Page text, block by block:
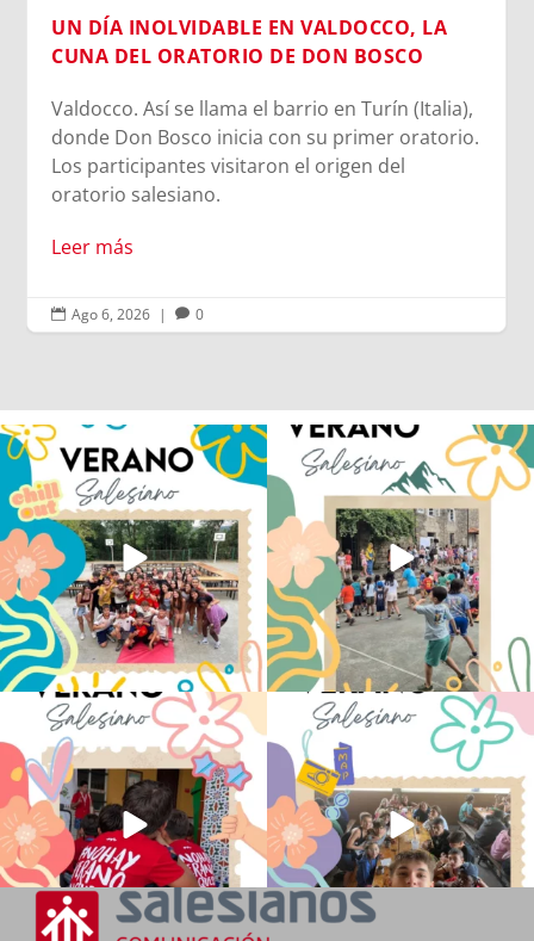
 Ago 6, 2026 |
Los alumnos de 6º de Primaria, 1º y 2º
de la ESO...
145 2
La diversión y la alegría también se han
sentido...
95 0
No hay verano sin que sea Salesiano ❤️
💫 en Luz 4
...
0
viviendo la alegría en el campamento
...
2